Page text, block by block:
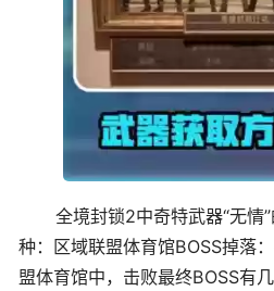
全境封锁2中奇特武器“无情
种：区域联盟体育馆BOSS掉落
盟体育馆中，击败最终BOSS有几